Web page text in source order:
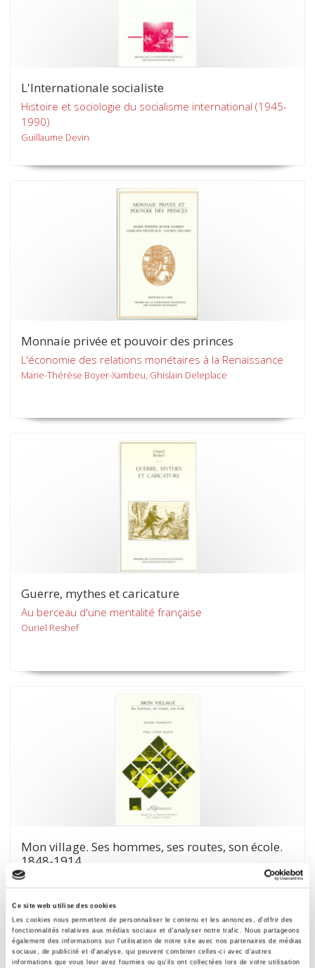
Ce site web utilise des cookies
Les cookies nous permettent de personnaliser le contenu et les annonces, d'offrir des
fonctionnalités relatives aux médias sociaux et d'analyser notre trafic. Nous partageons
également des informations sur l'utilisation de notre site avec nos partenaires de médias
sociaux, de publicité et d'analyse, qui peuvent combiner celles-ci avec d'autres
informations que vous leur avez fournies ou qu'ils ont collectées lors de votre utilisation
L'Internationale socialiste
Histoire et sociologie du socialisme international (1945-
1990)
Guillaume Devin
Monnaie privée et pouvoir des princes
L'économie des relations monétaires à la Renaissance
Marie-Thérèse Boyer-Xambeu, Ghislain Deleplace
Guerre, mythes et caricature
Au berceau d'une mentalité française
Ouriel Reshef
Mon village. Ses hommes, ses routes, son école.
1848-1914
L'ascension d'un peuple
André Siegfried